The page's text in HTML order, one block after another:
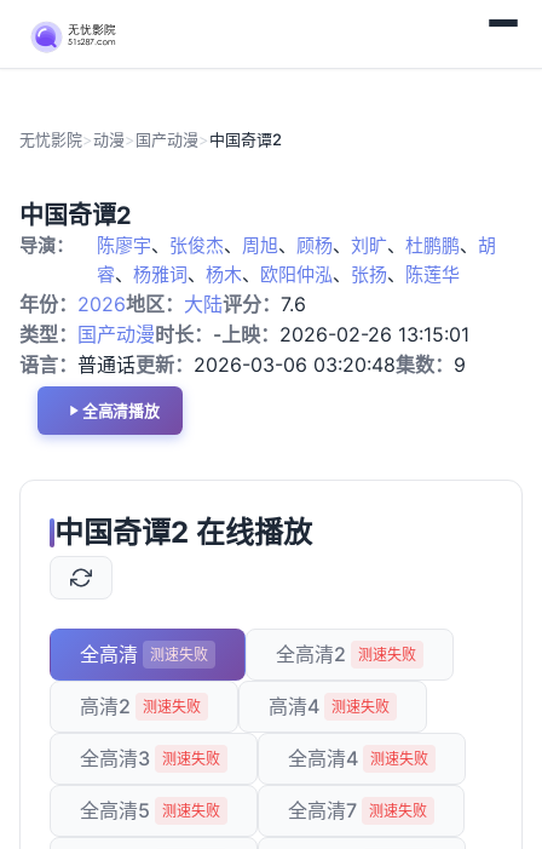
无忧影院>动漫>国产动漫>中国奇谭2
动
漫
中国奇谭2
导演： 陈廖宇、 张俊杰、 周旭、 顾杨、 刘旷、 杜鹏鹏、 胡
睿、 杨雅词、 杨木、 欧阳仲泓、 张扬、 陈莲华
年份： 2026地区： 大陆评分： 7.6
类型： 国产动漫时长： -上映： 2026-02-26 13:15:01
语言： 普通话更新： 2026-03-06 03:20:48集数： 9
全高清播放
中国奇谭2 在线播放
全高清 测速失败 全高清2 测速失败
高清2 测速失败 高清4 测速失败
全高清3 测速失败 全高清4 测速失败
全高清5 测速失败 全高清7 测速失败